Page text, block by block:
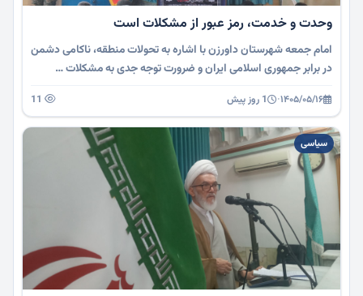
وحدت و خدمت، رمز عبور از مشکلات است
امام جمعه شهرستان داورزن با اشاره به تحولات منطقه، ناکامی دشمن
در برابر جمهوری اسلامی ایران و ضرورت توجه جدی به مشکلات …
۱۴۰۵/۰۵/۱۶· 1 روز پیش
سیاسی